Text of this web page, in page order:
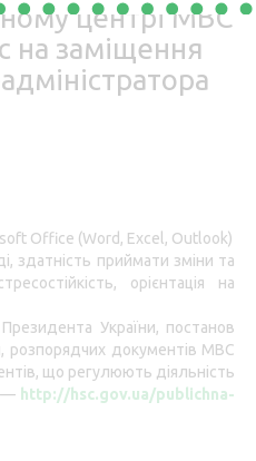
центрі МВС
на заміщення
Office (Word, Excel, Outlook)
здатність приймати зміни та
орієнтація на
Президента України, постанов
розпорядчих документів МВС
що регулюють діяльність
— http://hsc.gov.ua/publichna-